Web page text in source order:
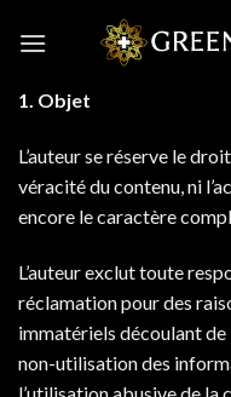
1. Objet
L’auteur se réserve le
véracité du contenu, ni
encore le caractère
L’auteur exclut toute
réclamation pour des
immatériels découlant de
non-utilisation des
l’utilisation abusive de la